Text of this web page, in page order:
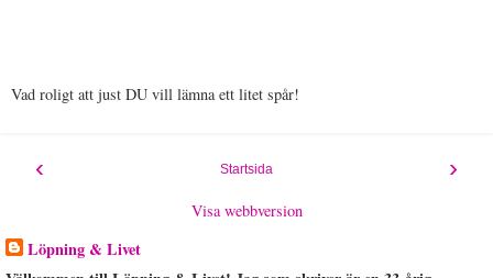
Vad roligt att just DU vill lämna ett litet spår!
‹ ›
Startsida
Visa webbversion
Löpning & Livet